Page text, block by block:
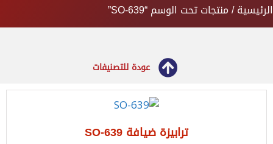
الرئيسية/ منتجات تحت الوسم “SO-639”
عودة للتصنيفات
ترابيزة ضيافة SO-639